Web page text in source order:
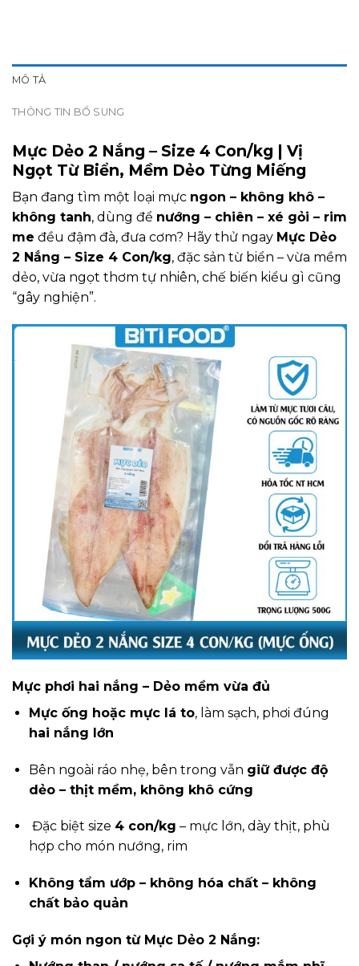
MÔ TẢ
THÔNG TIN BỔ SUNG
Mực Dẻo 2 Nắng – Size 4 Con/kg | Vị
Ngọt Từ Biển, Mềm Dẻo Từng Miếng
Bạn đang tìm một loại mực ngon – không khô –
không tanh, dùng để nướng – chiên – xé gỏi – rim
me đều đậm đà, đưa cơm? Hãy thử ngay Mực Dẻo
2 Nắng – Size 4 Con/kg, đặc sản từ biển – vừa mềm
dẻo, vừa ngọt thơm tự nhiên, chế biến kiểu gì cũng
“gây nghiện”.
Mực phơi hai nắng – Dẻo mềm vừa đủ
Mực ống hoặc mực lá to, làm sạch, phơi đúng
hai nắng lớn
Bên ngoài ráo nhẹ, bên trong vẫn giữ được độ
dẻo – thịt mềm, không khô cứng
Đặc biệt size 4 con/kg – mực lớn, dày thịt, phù
hợp cho món nướng, rim
Không tẩm ướp – không hóa chất – không
chất bảo quản
Gợi ý món ngon từ Mực Dẻo 2 Nắng: